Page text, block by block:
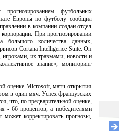
футбольных
Европы по футболу сообщил
в компании создан отдел
При прогнозировании
большого количества данных,
Cortana Intelligence Suite. Он
игроками, их травмами, новости и
знание», мониторинг
оценке Microsoft, матч-открытия
в один мяч. Успех французских
что, по предварительной оценке,
- 66 процентов, а победителями
корректировать прогнозы,